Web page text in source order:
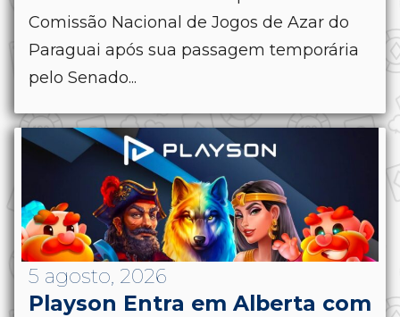
Comissão Nacional de Jogos de Azar do
Paraguai após sua passagem temporária
pelo Senado...
5 agosto, 2026
Playson Entra em Alberta com